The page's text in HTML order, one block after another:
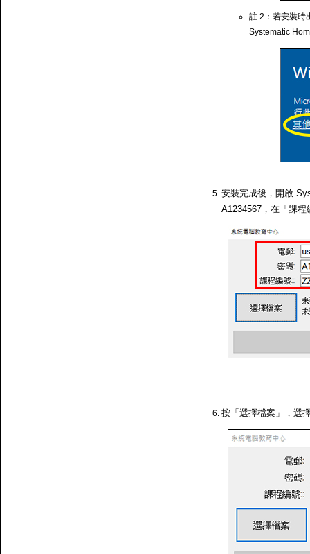
註 2：若安裝時
Systematic
安裝完成後，開啟
A1234567，在「課
按「選擇檔案」，選